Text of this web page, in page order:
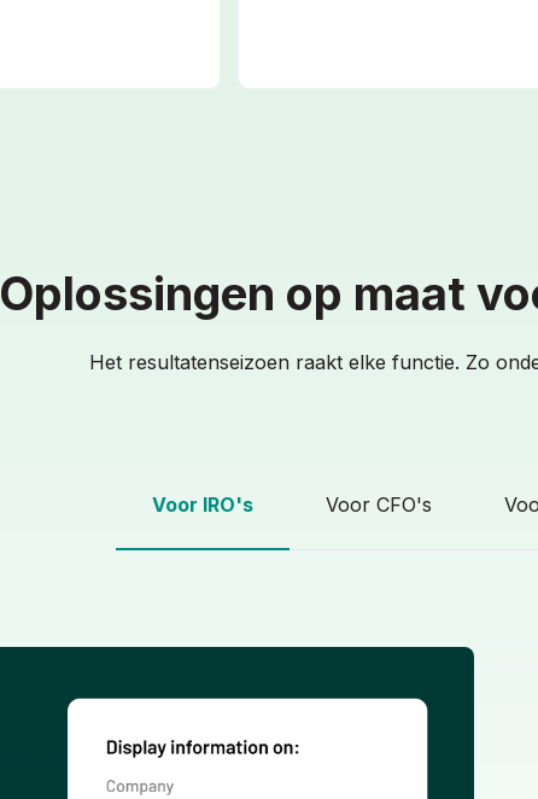
Oplossingen op maat
Het resultatenseizoen raakt elke functie. Zo
Voor IRO's Voor CFO's